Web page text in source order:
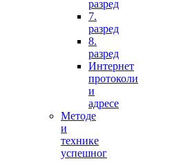
разред
7.
разред
8.
разред
Интернет
протоколи
и
адресе
Методе
и
технике
успешног